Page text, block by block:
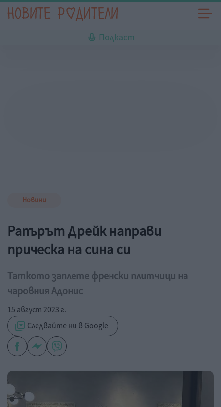
Подкаст
Новини
Рапърът Дрейк направи
прическа на сина си
Таткото заплете френски плитчици на
чаровния Адонис
15 август 2023 г.
Следвайте ни в Google